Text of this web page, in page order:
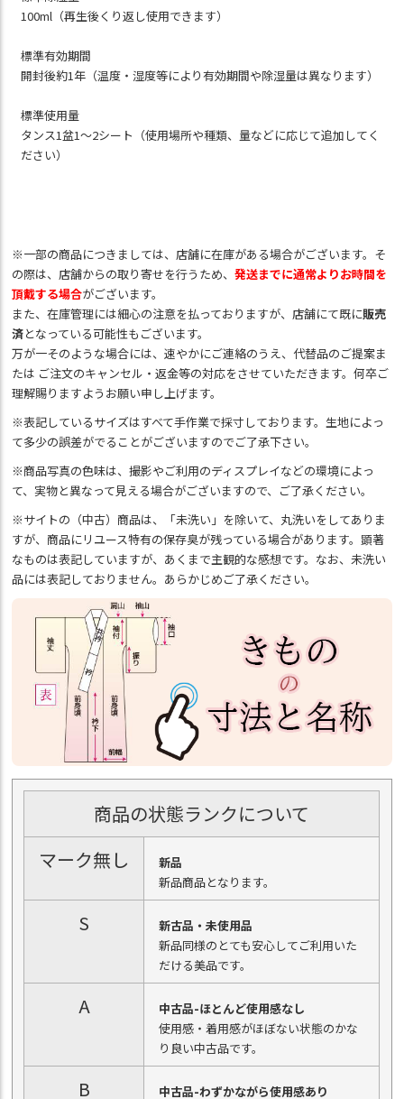
100ml（再生後くり返し使用できます）
標準有効期間
開封後約1年（温度・湿度等により有効期間や除湿量は異なります）
標準使用量
タンス1盆1～2シート（使用場所や種類、量などに応じて追加してく
ださい）
※一部の商品につきましては、店舗に在庫がある場合がございます。そ
の際は、店舗からの取り寄せを行うため、発送までに通常よりお時間を
頂戴する場合がございます。
また、在庫管理には細心の注意を払っておりますが、店舗にて既に販売
済となっている可能性もございます。
万が一そのような場合には、速やかにご連絡のうえ、代替品のご提案ま
たは ご注文のキャンセル・返金等の対応をさせていただきます。何卒ご
理解賜りますようお願い申し上げます。
※表記しているサイズはすべて手作業で採寸しております。生地によっ
て多少の誤差がでることがございますのでご了承下さい。
※商品写真の色味は、撮影やご利用のディスプレイなどの環境によっ
て、実物と異なって見える場合がございますので、ご了承ください。
※サイトの（中古）商品は、「未洗い」を除いて、丸洗いをしてありま
すが、商品にリユース特有の保存臭が残っている場合があります。顕著
なものは表記していますが、あくまで主観的な感想です。なお、未洗い
品には表記しておりません。あらかじめご了承ください。
商品の状態ランクについて
マーク無し
新品
新品商品となります。
S
新古品・未使用品
新品同様のとても安心してご利用いた
だける美品です。
A
中古品-ほとんど使用感なし
使用感・着用感がほぼない状態のかな
り良い中古品です。
B 中古品-わずかながら使用感あり